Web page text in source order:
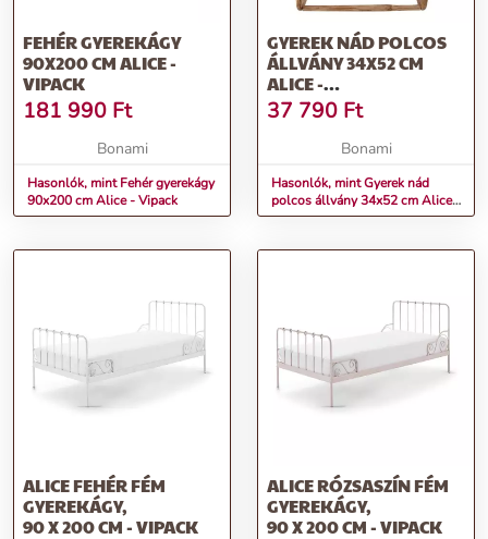
FEHÉR GYEREKÁGY
90X200 CM ALICE -
VIPACK
181 990 Ft
Bonami
Hasonlók, mint Fehér gyerekágy
90x200 cm Alice - Vipack
GYEREK NÁD POLCOS
ÁLLVÁNY 34X52 CM
ALICE -
BLOOMINGVILLE
37 790 Ft
Bonami
Hasonlók, mint Gyerek nád
polcos állvány 34x52 cm Alice -
Bloomingville
ALICE FEHÉR FÉM
GYEREKÁGY,
90 X 200 CM - VIPACK
ALICE RÓZSASZÍN FÉM
GYEREKÁGY,
90 X 200 CM - VIPACK